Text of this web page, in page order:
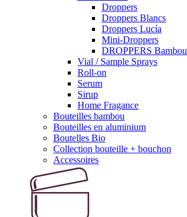
Droppers
Droppers Blancs
Droppers Lucía
Mini-Droppers
DROPPERS Bambou
Vial / Sample Sprays
Roll-on
Serum
Sirup
Home Fragance
Bouteilles bambou
Bouteilles en aluminium
Boutelles Bio
Collection bouteille + bouchon
Accessoires